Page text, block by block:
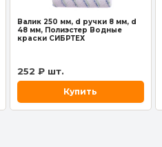
Валик 250 мм, d ручки 8 мм, d
48 мм, Полиэстер Водные
краски СИБРТЕХ
252 ₽ шт.
Купить